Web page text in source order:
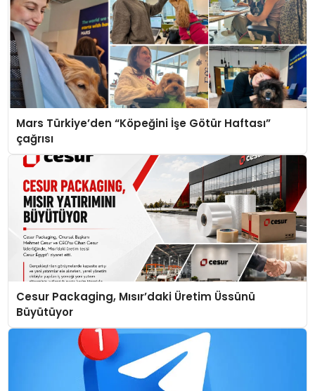
Mars Türkiye’den “Köpeğini İşe Götür Haftası”
çağrısı
Cesur Packaging, Mısır’daki Üretim Üssünü
Büyütüyor